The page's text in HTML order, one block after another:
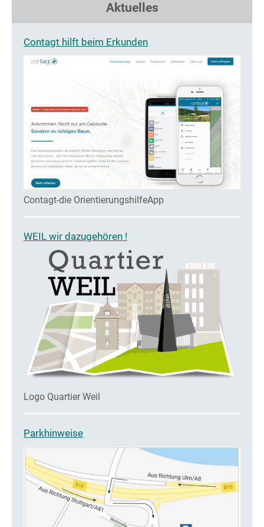
Aktuelles
Contagt hilft beim Erkunden
Contagt-die OrientierungshilfeApp
WEIL wir dazugehören !
Logo Quartier Weil
Parkhinweise